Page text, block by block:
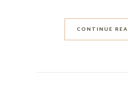
CONTINUE